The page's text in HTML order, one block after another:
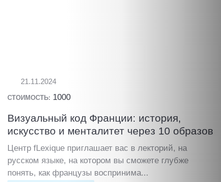
21.11.2024
СТОИМОСТЬ: 1000
Визуальный код Франции: история,
искусство и менталитет через 10 образов
Центр fLexique приглашает вас в лекторий, на
русском языке, на котором вы сможете глубже
понять, как французы воспринима...